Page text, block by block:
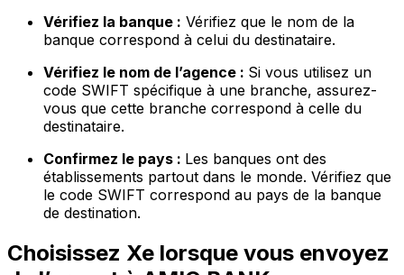
Vérifiez la banque : Vérifiez que le nom de la
banque correspond à celui du destinataire.
Vérifiez le nom de l’agence : Si vous utilisez un
code SWIFT spécifique à une branche, assurez-
vous que cette branche correspond à celle du
destinataire.
Confirmez le pays : Les banques ont des
établissements partout dans le monde. Vérifiez que
le code SWIFT correspond au pays de la banque
de destination.
Choisissez Xe lorsque vous envoyez